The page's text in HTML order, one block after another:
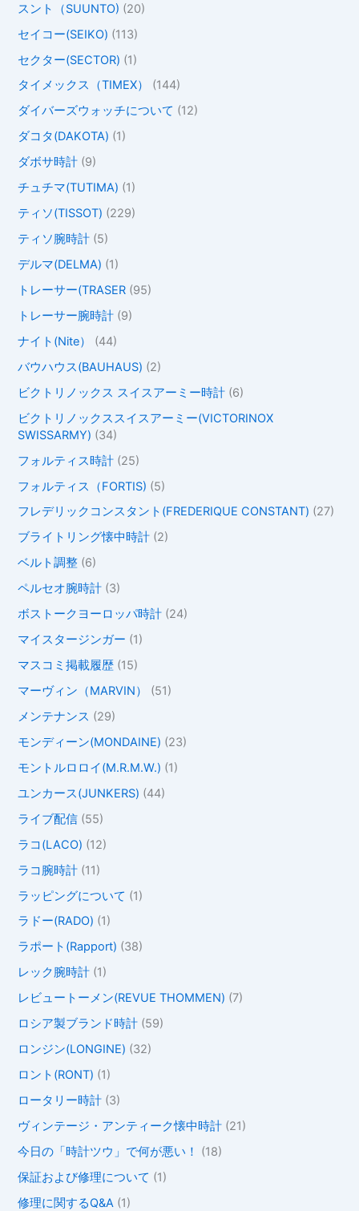
スント（SUUNTO) (20)
セイコー(SEIKO) (113)
セクター(SECTOR) (1)
タイメックス（TIMEX）
(144)
ダイバーズウォッチについて (12)
ダコタ(DAKOTA) (1)
ダボサ時計 (9)
チュチマ(TUTIMA) (1)
ティソ(TISSOT) (229)
ティソ腕時計 (5)
デルマ(DELMA) (1)
トレーサー(TRASER (95)
トレーサー腕時計 (9)
ナイト(Nite）
(44)
バウハウス(BAUHAUS) (2)
ビクトリノックス スイスアーミー時計 (6)
ビクトリノックススイスアーミー(VICTORINOX
SWISSARMY) (34)
フォルティス時計 (25)
フォルティス（FORTIS) (5)
フレデリックコンスタント(FREDERIQUE CONSTANT) (27)
ブライトリング懐中時計 (2)
ベルト調整 (6)
ペルセオ腕時計 (3)
ボストークヨーロッパ時計 (24)
マイスタージンガー (1)
マスコミ掲載履歴 (15)
マーヴィン（MARVIN）
(51)
メンテナンス (29)
モンディーン(MONDAINE) (23)
モントルロロイ(M.R.M.W.) (1)
ユンカース(JUNKERS) (44)
ライブ配信 (55)
ラコ(LACO) (12)
ラコ腕時計 (11)
ラッピングについて (1)
ラドー(RADO) (1)
ラポート(Rapport) (38)
レック腕時計 (1)
レビュートーメン(REVUE THOMMEN) (7)
ロシア製ブランド時計 (59)
ロンジン(LONGINE) (32)
ロント(RONT) (1)
ロータリー時計 (3)
ヴィンテージ・アンティーク懐中時計 (21)
今日の「時計ツウ」で何が悪い！
(18)
保証および修理について (1)
修理に関するQ&A (1)